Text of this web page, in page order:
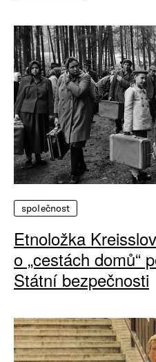
společnost
Etnoložka
o „cestách domů“
Státní bezpečnosti